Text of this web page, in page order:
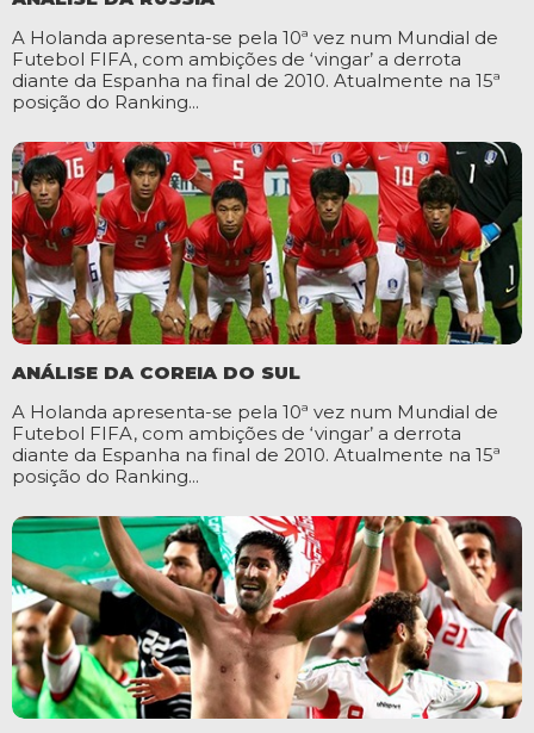
A Holanda apresenta-se pela 10ª vez num Mundial de
Futebol FIFA, com ambições de ‘vingar’ a derrota
diante da Espanha na final de 2010. Atualmente na 15ª
posição do Ranking...
ANÁLISE DA COREIA DO SUL
A Holanda apresenta-se pela 10ª vez num Mundial de
Futebol FIFA, com ambições de ‘vingar’ a derrota
diante da Espanha na final de 2010. Atualmente na 15ª
posição do Ranking...